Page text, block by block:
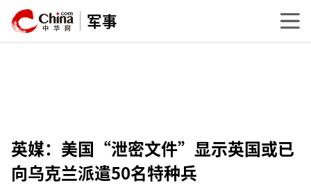
军事
英媒：美国“泄密文件”显示英国或已
向乌克兰派遣50名特种兵